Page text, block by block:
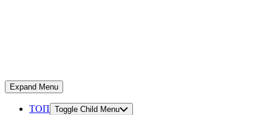
Expand Menu
ТОП Toggle Child Menu